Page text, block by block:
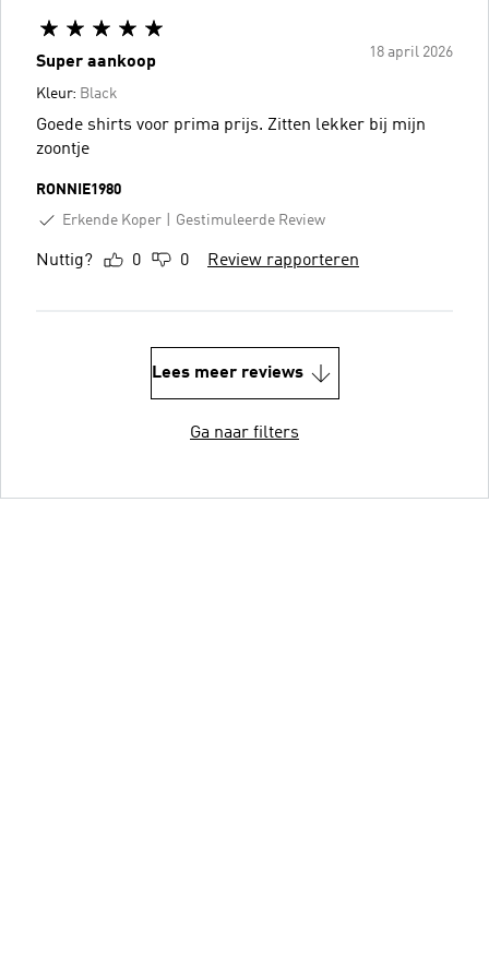
18 april 2026
Super aankoop
Kleur: Black
Goede shirts voor prima prijs. Zitten lekker bij mijn
zoontje
RONNIE1980
Erkende Koper
Gestimuleerde Review
Nuttig? 0 0 Review rapporteren
Lees meer reviews
Ga naar filters